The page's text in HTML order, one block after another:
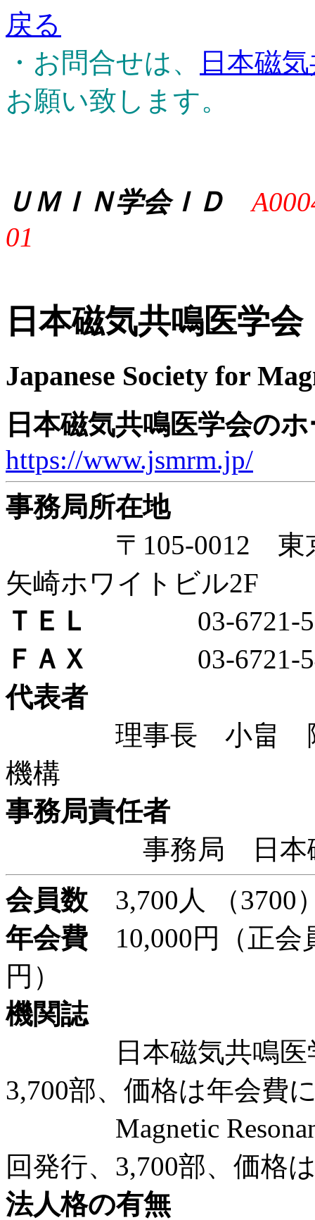
戻る
・お問合せは、
日本磁
お願い致します。
ＵＭＩＮ学会ＩＤ
01
日本磁気共鳴医学会
Japanese Society for
日本磁気共鳴医学会の
https://www.jsmrm.jp/
事務局所在地
〒105-0012 東京
矢崎ホワイトビル2F
ＴＥＬ
03-6721-
ＦＡＸ
03-6721-
代表者
理事長 小畠 隆行
機構
事務局責任者
事務局 日本磁
会員数 3,700人 （3700
年会費 10,000円（正会
円）
機関誌
日本磁気共鳴医学
3,700部、価格は年会費
Magnetic Resonance
回発行、3,700部、価格
法人格の有無